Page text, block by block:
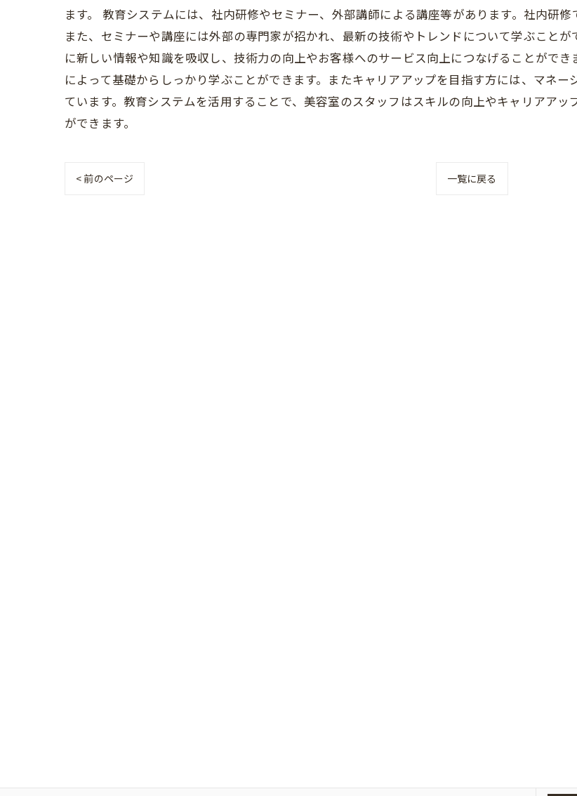
ます。 教育システムには、社内研修やセミナー、外部講師による講座等があります。社内研
また、セミナーや講座には外部の専門家が招かれ、最新の技術やトレンドについて学ぶこと
に新しい情報や知識を吸収し、技術力の向上やお客様へのサービス向上につなげることがで
によって基礎からしっかり学ぶことができます。またキャリアアップを目指す方には、マネ
ています。教育システムを活用することで、美容室のスタッフはスキルの向上やキャリアア
ができます。
< 前のページ 一覧に戻る